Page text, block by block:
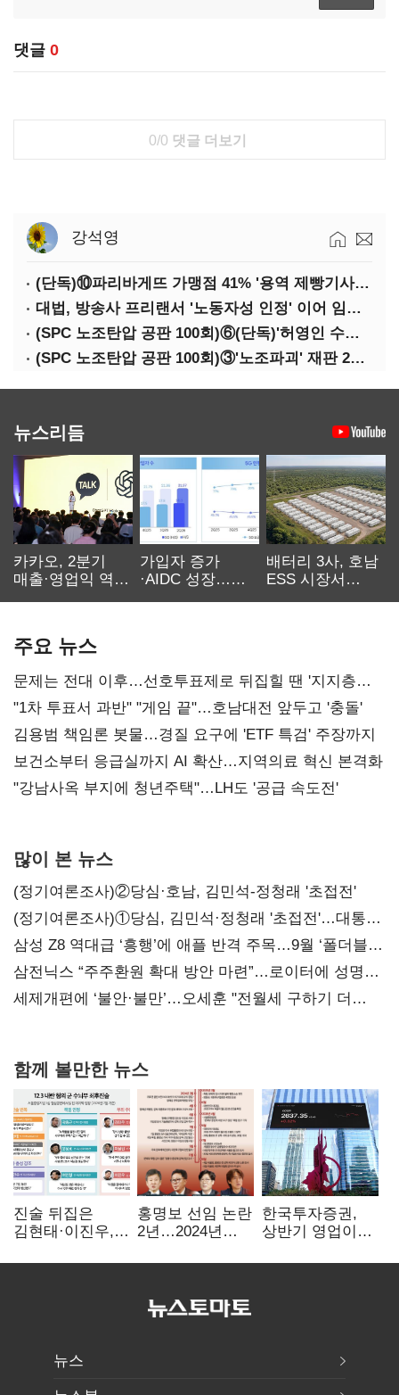
댓글 0
0/0 댓글 더보기
강석영
(단독)⑩파리바게뜨 가맹점 41% '용역 제빵기사 없어'…고용불안 속 브랜드가치도 '흔들'
대법, 방송사 프리랜서 '노동자성 인정' 이어 임금차별 '제동'
(SPC 노조탄압 공판 100회)⑥(단독)'허영인 수사기밀 유출' 임원, 출소하자 '억대 연봉' 고문으로
(SPC 노조탄압 공판 100회)③'노조파괴' 재판 2년 만의 증언…파리바게뜨 지회장 "허영인에 엄벌을"
뉴스리듬
카카오, 2분기
매출·영업익 역대
가입자 증가
·AIDC 성장…
배터리 3사, 호남
ESS 시장서
주요 뉴스
문제는 전대 이후…선호투표제로 뒤집힐 땐 '지지층
불복'
"1차 투표서 과반" "게임 끝"…호남대전 앞두고 '충돌'
김용범 책임론 봇물…경질 요구에 'ETF 특검' 주장까지
보건소부터 응급실까지 AI 확산…지역의료 혁신 본격화
"강남사옥 부지에 청년주택"…LH도 '공급 속도전'
많이 본 뉴스
(정기여론조사)②당심·호남, 김민석-정청래 '초접전'
(정기여론조사)①당심, 김민석·정청래 '초접전'…대통령
지지도 '50% 아래로'(종합)
삼성 Z8 역대급 ‘흥행’에 애플 반격 주목…9월 ‘폴더블
대전’
삼전닉스 “주주환원 확대 방안 마련”…로이터에 성명
보내
세제개편에 ‘불안·불만’…오세훈 "전월세 구하기 더
함께 볼만한 뉴스
진술 뒤집은
김현태·이진우,
헌신"…법정서
홍명보 선임 논란
2년…2024년
압색까지
한국투자증권,
상반기 영업이익
전년비 89.1%↑
뉴스